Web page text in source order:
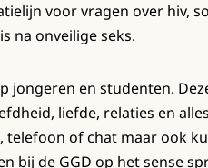
voor vragen over hiv,
na onveilige seks.
jongeren en studenten.
liefde, relaties en
telefoon of chat maar ook
bij de GGD op het sense